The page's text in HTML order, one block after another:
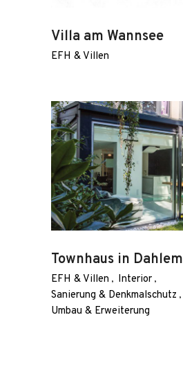
Villa am Wannsee
EFH & Villen
Townhaus in Dahlem
EFH & Villen
Interior
Sanierung & Denkmalschutz
Umbau & Erweiterung